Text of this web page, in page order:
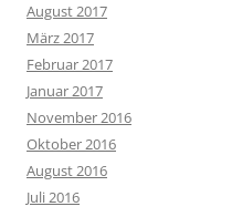
August 2017
März 2017
Februar 2017
Januar 2017
November 2016
Oktober 2016
August 2016
Juli 2016